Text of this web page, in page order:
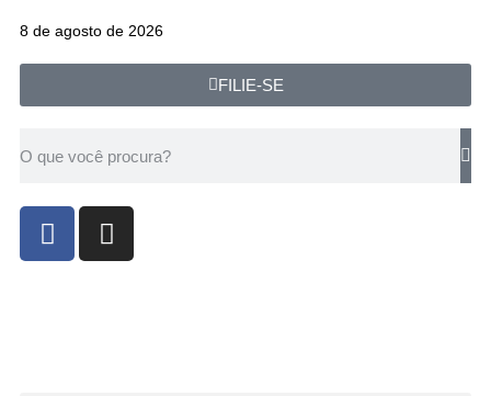
8 de agosto de 2026
FILIE-SE